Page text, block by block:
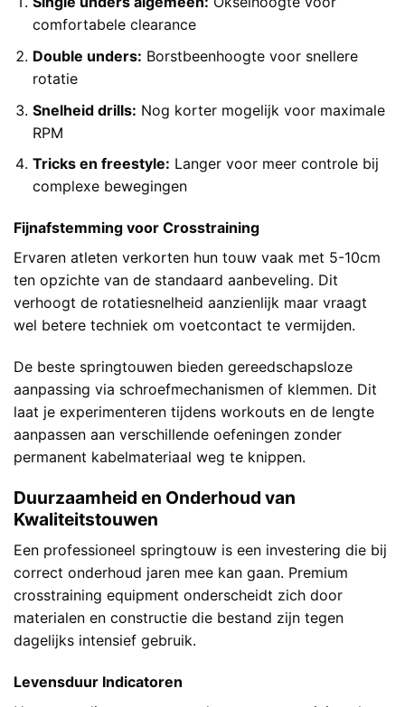
comfortabele clearance
Double unders: Borstbeenhoogte voor snellere
rotatie
Snelheid drills: Nog korter mogelijk voor maximale
RPM
Tricks en freestyle: Langer voor meer controle bij
complexe bewegingen
Fijnafstemming voor Crosstraining
Ervaren atleten verkorten hun touw vaak met 5-10cm
ten opzichte van de standaard aanbeveling. Dit
verhoogt de rotatiesnelheid aanzienlijk maar vraagt
wel betere techniek om voetcontact te vermijden.
De beste springtouwen bieden gereedschapsloze
aanpassing via schroefmechanismen of klemmen. Dit
laat je experimenteren tijdens workouts en de lengte
aanpassen aan verschillende oefeningen zonder
permanent kabelmateriaal weg te knippen.
Duurzaamheid en Onderhoud van
Kwaliteitstouwen
Een professioneel springtouw is een investering die bij
correct onderhoud jaren mee kan gaan. Premium
crosstraining equipment onderscheidt zich door
materialen en constructie die bestand zijn tegen
dagelijks intensief gebruik.
Levensduur Indicatoren